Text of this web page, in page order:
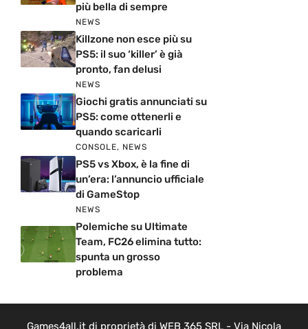
più bella di sempre
NEWS
Killzone non esce più su
PS5: il suo ‘killer’ è già
pronto, fan delusi
NEWS
Giochi gratis annunciati su
PS5: come ottenerli e
quando scaricarli
CONSOLE, NEWS
PS5 vs Xbox, è la fine di
un’era: l’annuncio ufficiale
di GameStop
NEWS
Polemiche su Ultimate
Team, FC26 elimina tutto:
spunta un grosso
problema
Games4all.it di proprietà di WEB 365 SRL - Via Nicola